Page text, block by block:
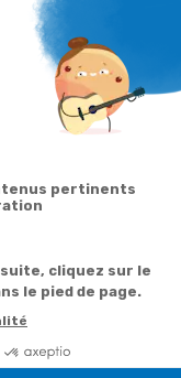
Suivez-nous
vente